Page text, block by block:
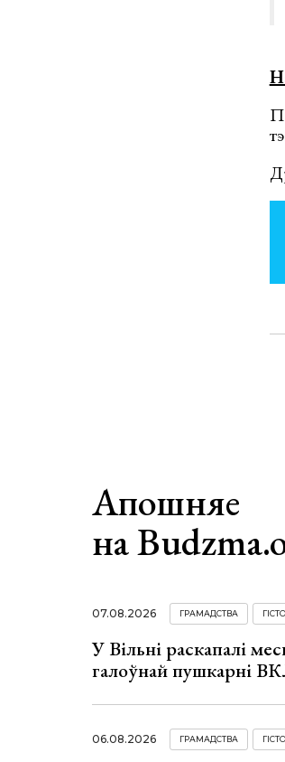
Апошняе
на
07.08.2026 ГРАМАДСТВА
У Вільні раскапалі
галоўнай пушкарні
06.08.2026 ГРАМАДСТВА